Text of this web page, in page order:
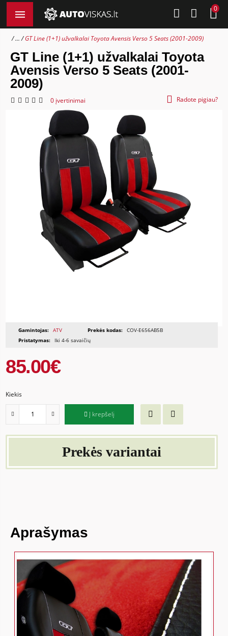
0
... GT Line (1+1) užvalkalai Toyota Avensis Verso 5 Seats (2001-2009)
GT Line (1+1) užvalkalai Toyota
Avensis Verso 5 Seats (2001-
2009)
0 įvertinimai Radote pigiau?
Gamintojas: ATV Prekės kodas: COV-E656AB5B
Pristatymas:
Iki 4-6 savaičių
85.00€
Kiekis
Į krepšelį
Prekės variantai
Aprašymas